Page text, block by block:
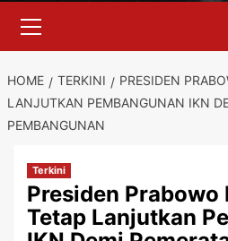
Menu
HOME TERKINI
PRESIDEN
LANJUTKAN PEMBANGUNAN IKN
PEMBANGUNAN
Terkini
Presiden Prabowo
Tetap Lanjutkan